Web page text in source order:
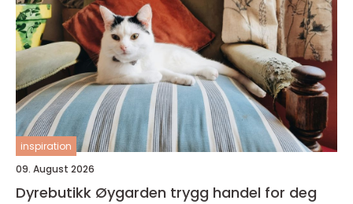
inspiration
09. August 2026
Dyrebutikk Øygarden trygg handel for deg